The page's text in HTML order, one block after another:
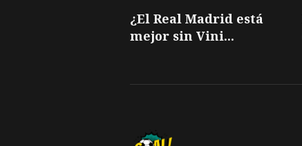
¿El Real Madrid está
mejor sin Vini...